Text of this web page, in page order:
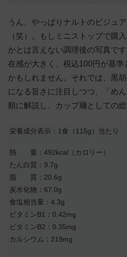
うん、やっぱりナルトのビジュ
（笑）。もしミニストップで購
かとは言えない調理後の写真で
在感が大きく、税込100円が基準
かもしれません。それでは、黒
になる旨さに注目しつつ、「め
順に解説し、カップ麺としての
栄養成分表示：1食（115g）当たり
熱 量：492kcal（カロリー）
たん白質：9.7g
脂 質：20.6g
炭水化物：67.0g
食塩相当量：4.3g
ビタミンB1：0.42mg
ビタミンB2：0.35mg
カルシウム：219mg